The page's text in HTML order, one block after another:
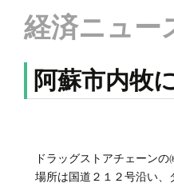
経済ニュー
阿蘇市内牧
ドラッグストアチェーンの
場所は国道２１２号沿い、